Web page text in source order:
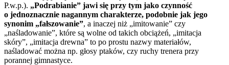
P.w.p.). „Podrabianie” jawi się przy tym jako czynność
o jednoznacznie nagannym charakterze, podobnie jak jego
synonim „fałszowanie”, a inaczej niż „imitowanie” czy
„naśladowanie”, które są wolne od takich obciążeń, „imitacja
skóry”, „imitacja drewna” to po prostu nazwy materiałów,
naśladować można np. głosy ptaków, czy ruchy trenera przy
porannej gimnastyce.